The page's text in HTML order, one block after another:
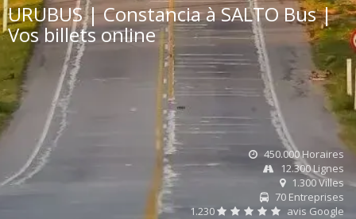
URUBUS | Constancia à SALTO Bus |
Vos billets online
450.000 Horaires
12.300 Lignes
1.300 Villes
70 Entreprises
1.230
avis Google